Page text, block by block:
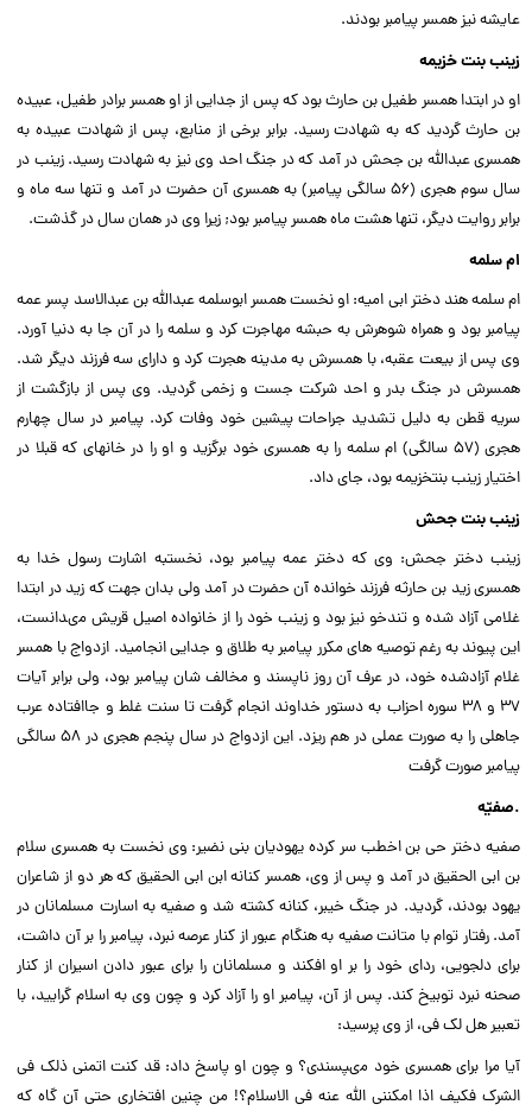
عایشه نیز همسر پیامبر بودند.
زینب بنت ‏خزیمه
او در ابتدا همسر طفیل بن حارث بود که پس از جدایى از او همسر برادر طفیل، عبیده
بن حارث گردید که به شهادت رسید. برابر برخى از منابع، پس از شهادت عبیده به
همسرى عبدالله بن جحش در آمد که در جنگ احد وى نیز به شهادت رسید. زینب در
سال سوم هجرى (۵۶ سالگى پیامبر) به همسرى آن حضرت در آمد و تنها سه ماه و
برابر روایت دیگر، تنها هشت ماه همسر پیامبر بود; زیرا وى در همان سال در گذشت.
ام سلمه
ام سلمه هند دختر ابى امیه: او نخست همسر ابوسلمه عبدالله بن عبدالاسد پسر عمه
پیامبر بود و همراه شوهرش به حبشه مهاجرت کرد و سلمه را در آن جا به دنیا آورد.
وى پس از بیعت عقبه، با همسرش به مدینه هجرت کرد و داراى سه فرزند دیگر شد.
همسرش در جنگ بدر و احد شرکت جست و زخمى گردید. وى پس از بازگشت از
سریه قطن به دلیل تشدید جراحات پیشین خود وفات کرد. پیامبر در سال چهارم
هجرى (۵۷ سالگى) ام سلمه را به همسرى خود برگزید و او را در خانه‏اى که قبلا در
اختیار زینب بنت‏خزیمه بود، جاى داد.
زینب بنت جحش
زینب دختر جحش: وى که دختر عمه پیامبر بود، نخست‏به اشارت رسول خدا به
همسرى زید بن حارثه فرزند خوانده آن حضرت در آمد ولى بدان جهت که زید در ابتدا
غلامى آزاد شده و تندخو نیز بود و زینب خود را از خانواده اصیل قریش مى‏دانست،
این پیوند به رغم توصیه‏ هاى مکرر پیامبر به طلاق و جدایى انجامید. ازدواج با همسر
غلام آزادشده خود، در عرف آن روز ناپسند و مخالف شان پیامبر بود، ولى برابر آیات
۳۷ و ۳۸ سوره احزاب به دستور خداوند انجام گرفت تا سنت غلط و جاافتاده عرب
جاهلى را به صورت عملى در هم ریزد. این ازدواج در سال پنجم هجرى در ۵۸ سالگى
پیامبر صورت گرفت
.صفیّه
صفیه دختر حى بن اخطب سر کرده یهودیان بنى نضیر: وى نخست ‏به همسرى سلام
بن ابى الحقیق در آمد و پس از وى، همسر کنانه ابن ابى الحقیق که هر دو از شاعران
یهود بودند، گردید. در جنگ خیبر، کنانه کشته شد و صفیه به اسارت مسلمانان در
آمد. رفتار توام با متانت صفیه به هنگام عبور از کنار عرصه نبرد، پیامبر را بر آن داشت،
براى دلجویى، رداى خود را بر او افکند و مسلمانان را براى عبور دادن اسیران از کنار
صحنه نبرد توبیخ کند. پس از آن، پیامبر او را آزاد کرد و چون وى به اسلام گرایید، با
تعبیر هل لک فى، از وى پرسید:
آیا مرا براى همسرى خود مى‏پسندى؟ و چون او پاسخ داد: قد کنت اتمنى ذلک فى
الشرک فکیف اذا امکننى ‏الله عنه فى الاسلام؟! من چنین افتخارى حتى آن گاه که